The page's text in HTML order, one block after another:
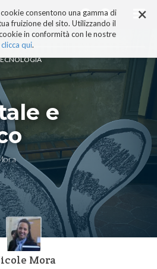
×
consentono una gamma di
fruizione del sito. Utilizzando il
in conformità con le nostre
clicca qui.
e
Mora